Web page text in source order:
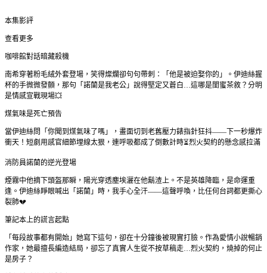
本集影評
查看更多
咖啡館對話暗藏殺機
南希穿著粉毛絨外套登場，笑得燦爛卻句句帶刺：「他是被迫娶你的」。伊迪絲握
杯的手微微發顫，那句「諾蘭是我老公」說得堅定又蒼白…這哪是閨蜜茶敘？分明
是情感宣戰現場💥
煤氣味是死亡預告
當伊迪絲問「你聞到煤氣味了嗎」，畫面切到老舊壓力錶指針狂抖——下一秒爆炸
衝天！短劇用感官細節埋線太狠，連呼吸都成了倒數計時⏳烈火契約的懸念感拉滿
消防員諾蘭的逆光登場
煙霧中他摘下頭盔那瞬，陽光穿透塵埃灑在他鬍渣上。不是英雄降臨，是命運重
逢。伊迪絲睜眼喊出「諾蘭」時，我手心全汗——這聲呼喚，比任何台詞都更撕心
裂肺💔
筆記本上的謊言起點
「每段故事都有開始」她寫下這句，卻在十分鐘後被現實打臉。作為愛情小說暢銷
作家，她最擅長編造結局，卻忘了真實人生從不按草稿走…烈火契約，燒掉的何止
是房子？